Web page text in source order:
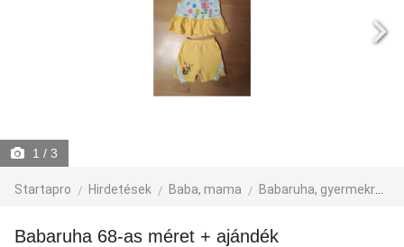
1 / 3
Startapro Hirdetések Baba, mama Babaruha, gyermekruha
Babaruha 68-as méret + ajándék